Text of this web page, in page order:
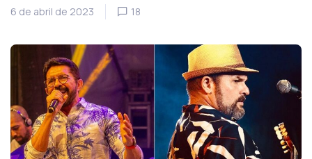
6 de abril de 2023 18